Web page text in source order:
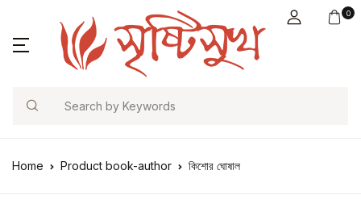
0
Search
Home Product book-author কিশোর ঘোষাল